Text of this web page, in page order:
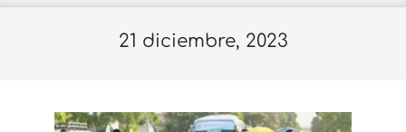
21 diciembre, 2023